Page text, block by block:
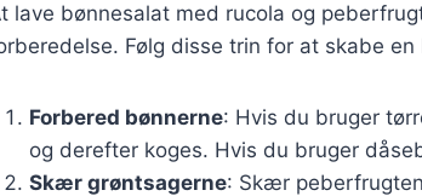
lave bønnesalat med rucola og
Følg disse trin for at skabe
Forbered bønnerne: Hvis du bruger
og derefter koges. Hvis du bruger
Skær grøntsagerne: Skær